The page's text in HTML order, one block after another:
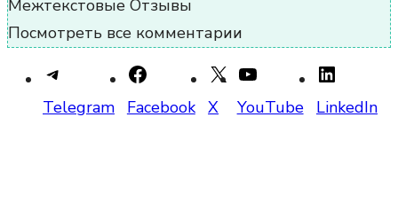
Межтекстовые Отзывы
Посмотреть все комментарии
Telegram Facebook X YouTube LinkedIn